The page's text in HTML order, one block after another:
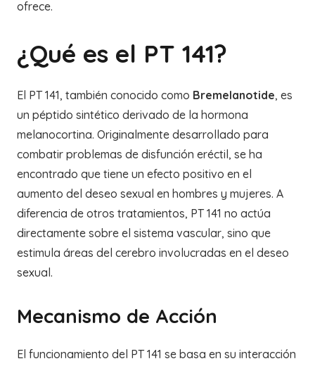
ofrece.
¿Qué es el PT 141?
El PT 141, también conocido como Bremelanotide, es
un péptido sintético derivado de la hormona
melanocortina. Originalmente desarrollado para
combatir problemas de disfunción eréctil, se ha
encontrado que tiene un efecto positivo en el
aumento del deseo sexual en hombres y mujeres. A
diferencia de otros tratamientos, PT 141 no actúa
directamente sobre el sistema vascular, sino que
estimula áreas del cerebro involucradas en el deseo
sexual.
Mecanismo de Acción
El funcionamiento del PT 141 se basa en su interacción